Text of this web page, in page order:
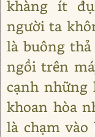
khàng ít
người ta
là buông
ngồi trên
cạnh những
khoan hòa
là chạm